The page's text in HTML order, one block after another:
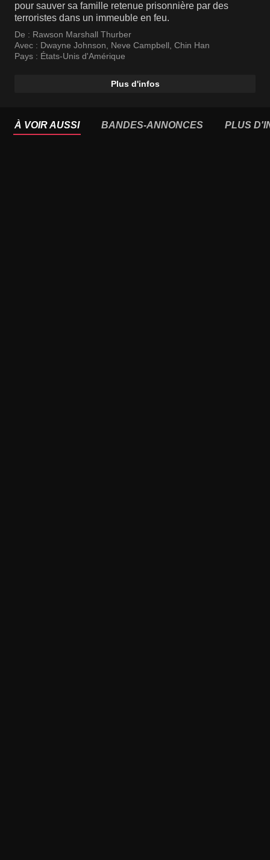
pour sauver sa famille retenue prisonnière par des
terroristes dans un immeuble en feu.
De : Rawson Marshall Thurber
Avec : Dwayne Johnson, Neve Campbell, Chin Han
Pays : États-Unis d'Amérique
Plus d'infos
À VOIR AUSSI BANDES-ANNONCES PLUS